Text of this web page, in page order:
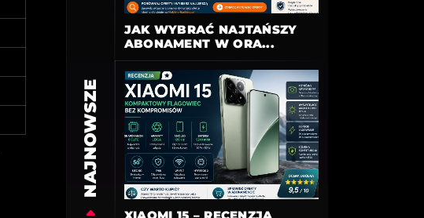
NAJNOWSZE
JAK WYBRAĆ NAJTAŃSZY
ABONAMENT W ORA...